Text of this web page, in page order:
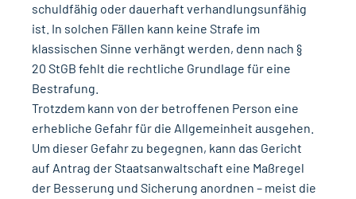
schuldfähig oder dauerhaft verhandlungsunfähig
ist. In solchen Fällen kann keine Strafe im
klassischen Sinne verhängt werden, denn nach §
20 StGB fehlt die rechtliche Grundlage für eine
Bestrafung.
Trotzdem kann von der betroffenen Person eine
erhebliche Gefahr für die Allgemeinheit ausgehen.
Um dieser Gefahr zu begegnen, kann das Gericht
auf Antrag der Staatsanwaltschaft eine Maßregel
der Besserung und Sicherung anordnen – meist die